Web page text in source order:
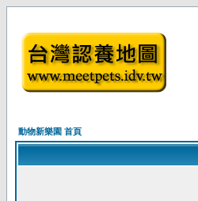
動物新樂園 首頁